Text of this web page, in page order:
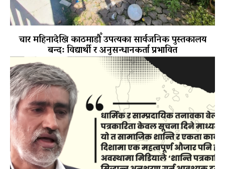
चार महिनादेखि काठमाडौँ उपत्यका सार्वजनिक पुस्तकालय
बन्द: विद्यार्थी र अनुसन्धानकर्ता प्रभावित